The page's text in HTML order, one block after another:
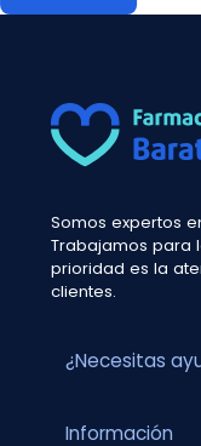
Somos expertos
Trabajamos para
prioridad es la
clientes.
¿Necesitas
Información